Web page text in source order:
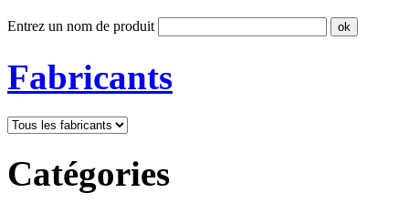
Entrez un nom de produit
Fabricants
Catégories